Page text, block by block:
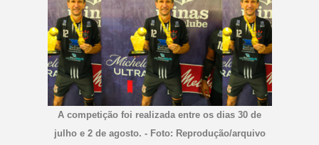
A competição foi realizada entre os dias 30 de
julho e 2 de agosto. - Foto: Reprodução/arquivo